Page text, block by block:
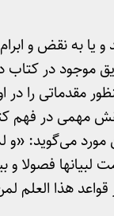
یا به نقض و
موجود در کتاب
مقدماتی را در
مهمی در فهم
می‌گوید: «و
لبیانها فصولا و
هذا العلم